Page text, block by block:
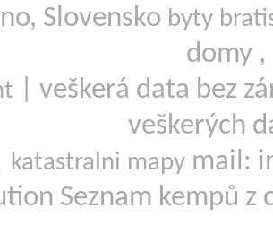
Slovensko byty
domy ,
| veškerá data bez
veškerých
katastralni mapy mail:
Seznam kempů z